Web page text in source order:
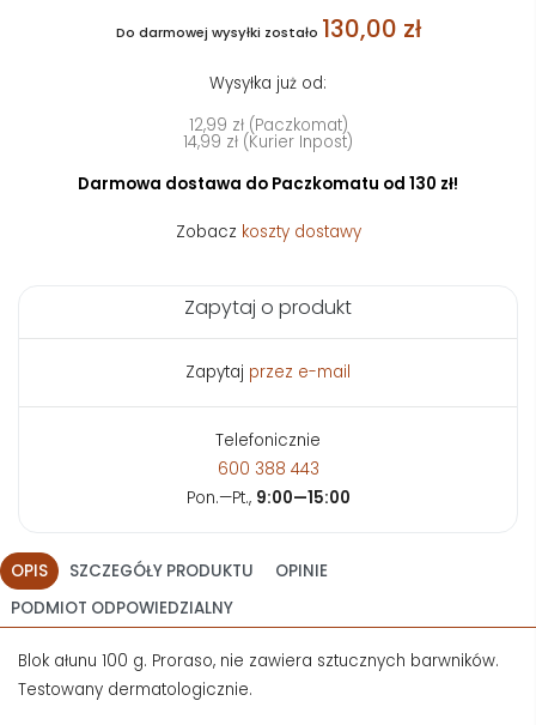
Do darmowej wysyłki zostało 130,00 zł
Wysyłka już od:
12,99 zł (Paczkomat)
14,99 zł (Kurier Inpost)
Darmowa dostawa do Paczkomatu od 130 zł!
Zobacz koszty dostawy
Zapytaj o produkt
Zapytaj przez e-mail
Telefonicznie
600 388 443
Pon.—Pt., 9:00—15:00
OPIS SZCZEGÓŁY PRODUKTU
OPINIE
PODMIOT ODPOWIEDZIALNY
Blok ałunu 100 g. Proraso, nie zawiera sztucznych barwników.
Testowany dermatologicznie.